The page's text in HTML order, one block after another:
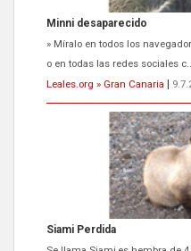
Minni desaparecido
» Míralo en todos los
o en todas las redes sociales
Leales.org » Gran Canaria
Siami Perdida